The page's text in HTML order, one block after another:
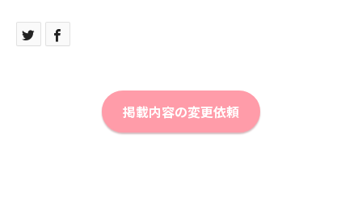
掲載内容の変更依頼